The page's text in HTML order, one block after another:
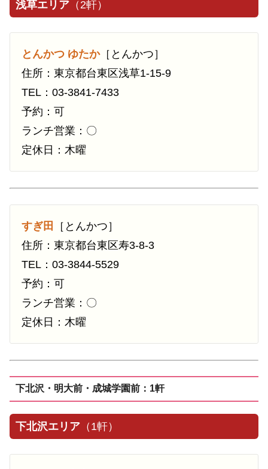
浅草エリア （2軒）
とんかつ ゆたか［とんかつ］
住所：東京都台東区浅草1-15-9
TEL：03-3841-7433
予約：可
ランチ営業：〇
定休日：木曜
すぎ田
［とんかつ］
住所：東京都台東区寿3-8-3
TEL：03-3844-5529
予約：可
ランチ営業：〇
定休日：木曜
下北沢・明大前・成城学園前：1軒
下北沢エリア （1軒）